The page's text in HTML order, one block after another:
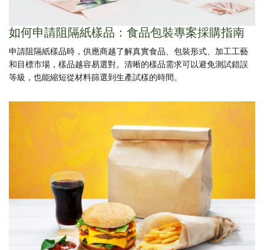
如何申請阻隔紙樣品：食品包裝專案採購指南
申請阻隔紙樣品時，供應商越了解真實食品、包裝形式、加工工藝
和目標市場，樣品越容易選對。清晰的樣品需求可以避免測試錯誤
等級，也能縮短從材料篩選到生產試樣的時間。